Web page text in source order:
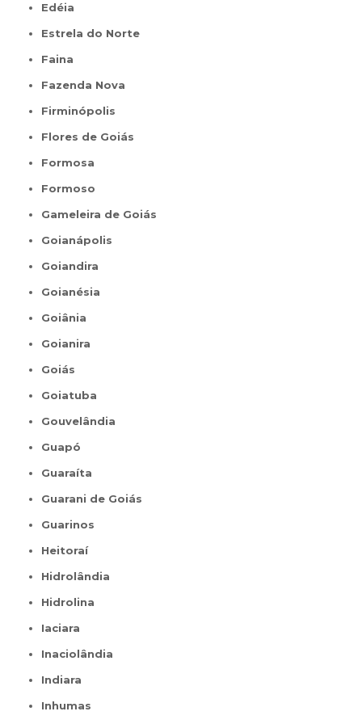
Edéia
Estrela do Norte
Faina
Fazenda Nova
Firminópolis
Flores de Goiás
Formosa
Formoso
Gameleira de Goiás
Goianápolis
Goiandira
Goianésia
Goiânia
Goianira
Goiás
Goiatuba
Gouvelândia
Guapó
Guaraíta
Guarani de Goiás
Guarinos
Heitoraí
Hidrolândia
Hidrolina
Iaciara
Inaciolândia
Indiara
Inhumas